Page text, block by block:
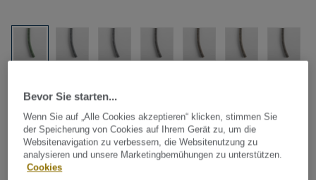
Tarkett Zubehör Komplettsortiment|Schweißschnüre
Schweißschnur für PVC-Böden
- Multicolour AQUA 0433
Bevor Sie starten...
Wenn Sie auf „Alle Cookies akzeptieren“ klicken, stimmen Sie
der Speicherung von Cookies auf Ihrem Gerät zu, um die
Websitenavigation zu verbessern, die Websitenutzung zu
analysieren und unsere Marketingbemühungen zu unterstützen.
Cookies